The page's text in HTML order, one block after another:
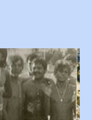
istemediklerini bir
Bu grup
''Açık ve net olarak
yanısıra, bu takımlara
Bursa Büyükşehir